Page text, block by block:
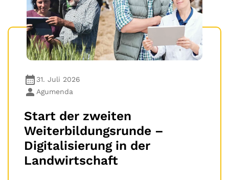
31. Juli 2026
Agumenda
Start der zweiten
Weiterbildungsrunde –
Digitalisierung in der
Landwirtschaft